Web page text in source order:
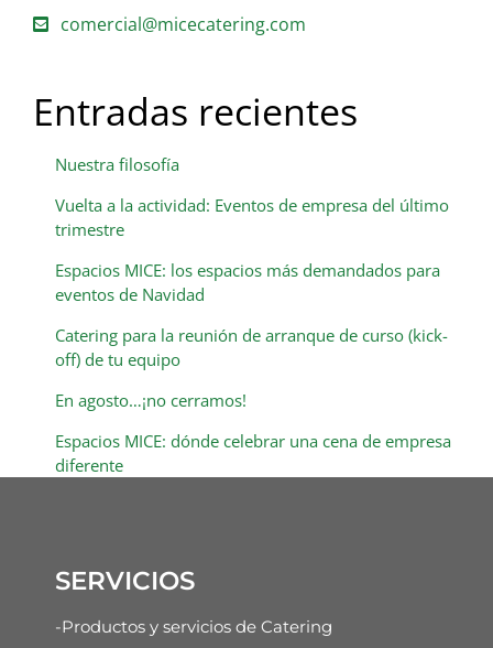
comercial@micecatering.com
Entradas recientes
Nuestra filosofía
Vuelta a la actividad: Eventos de empresa del último
trimestre
Espacios MICE: los espacios más demandados para
eventos de Navidad
Catering para la reunión de arranque de curso (kick-
off) de tu equipo
En agosto…¡no cerramos!
Espacios MICE: dónde celebrar una cena de empresa
diferente
SERVICIOS
-Productos y servicios de Catering